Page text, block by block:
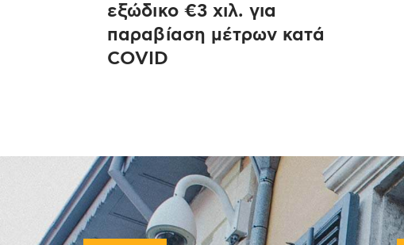
εξώδικο €3 χιλ. για
παραβίαση μέτρων κατά
COVID